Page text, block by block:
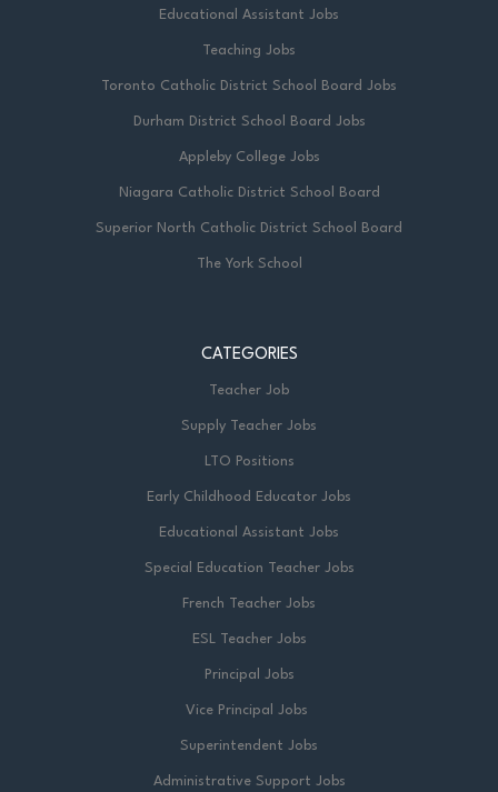
Educational Assistant Jobs
Teaching Jobs
Toronto Catholic District School Board Jobs
Durham District School Board Jobs
Appleby College Jobs
Niagara Catholic District School Board
Superior North Catholic District School Board
The York School
CATEGORIES
Teacher Job
Supply Teacher Jobs
LTO Positions
Early Childhood Educator Jobs
Educational Assistant Jobs
Special Education Teacher Jobs
French Teacher Jobs
ESL Teacher Jobs
Principal Jobs
Vice Principal Jobs
Superintendent Jobs
Administrative Support Jobs